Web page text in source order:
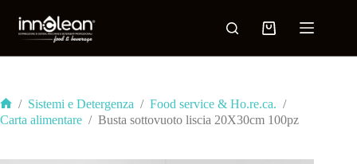
/ Sistemi e Detergenza / Food service & Ho.re.ca. /
Carta alimentare / Busta sottovuoto liscia 20X30cm 100pz